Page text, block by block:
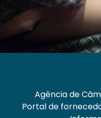
Agência de
Portal de